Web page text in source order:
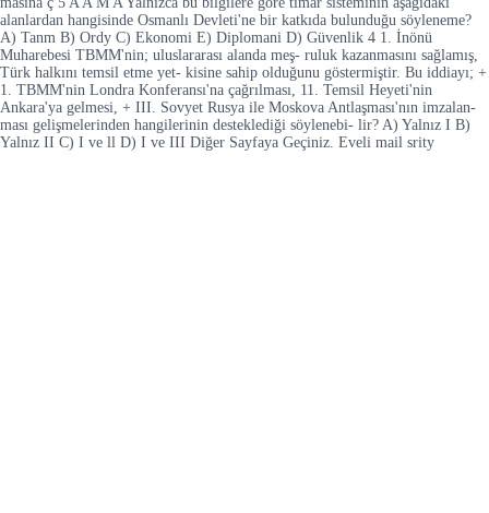
alanlardan hangisinde Osmanlı Devleti'ne bir katkıda bulunduğu söyleneme?
A) Tanm B) Ordy C) Ekonomi E) Diplomani D) Güvenlik 4 1. İnönü
Muharebesi TBMM'nin; uluslararası alanda meş- ruluk kazanmasını sağlamış,
Türk halkını temsil etme yet- kisine sahip olduğunu göstermiştir. Bu iddiayı; +
1. TBMM'nin Londra Konferansı'na çağrılması, 11. Temsil Heyeti'nin
Ankara'ya gelmesi, + III. Sovyet Rusya ile Moskova Antlaşması'nın imzalan-
ması gelişmelerinden hangilerinin desteklediği söylenebi- lir? A) Yalnız I B)
Yalnız II C) I ve ll D) I ve III Diğer Sayfaya Geçiniz. Eveli mail srity